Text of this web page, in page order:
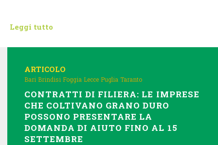
Leggi tutto
ARTICOLO
Bari Brindisi Foggia Lecce Puglia Taranto
CONTRATTI DI FILIERA: LE IMPRESE
CHE COLTIVANO GRANO DURO
POSSONO PRESENTARE LA
DOMANDA DI AIUTO FINO AL 15
SETTEMBRE